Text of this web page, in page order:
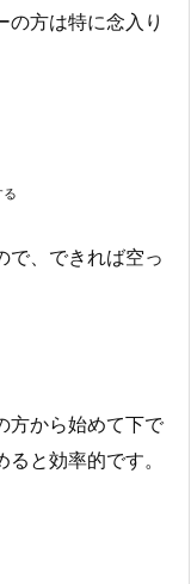
の方は特に念入り
で、できれば空っ
方から始めて下で
と効率的です。